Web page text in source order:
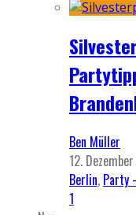
Ben Müller
12.
Berlin, Party
1